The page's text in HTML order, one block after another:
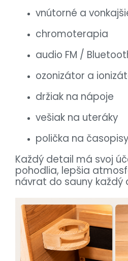
vnútorné a
chromoterapia
audio FM /
ozonizátor a
držiak na nápoje
vešiak na uteráky
polička na časopisy
Každý detail má svoj
pohodlia, lepšia
návrat do sauny každý